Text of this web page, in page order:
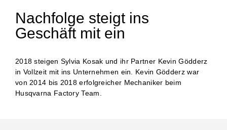
Nachfolge steigt ins
Geschäft mit ein
2018 steigen Sylvia Kosak und ihr Partner Kevin Gödderz
in Vollzeit mit ins Unternehmen ein. Kevin Gödderz war
von 2014 bis 2018 erfolgreicher Mechaniker beim
Husqvarna Factory Team.